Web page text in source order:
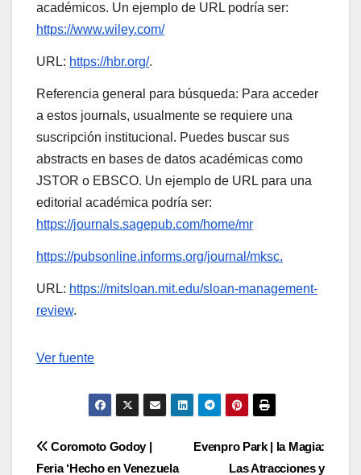
académicos. Un ejemplo de URL podría ser:
https://www.wiley.com/
URL: https://hbr.org/.
Referencia general para búsqueda: Para acceder
a estos journals, usualmente se requiere una
suscripción institucional. Puedes buscar sus
abstracts en bases de datos académicas como
JSTOR o EBSCO. Un ejemplo de URL para una
editorial académica podría ser:
https://journals.sagepub.com/home/mr
https://pubsonline.informs.org/journal/mksc.
URL: https://mitsloan.mit.edu/sloan-management-
review.
Navegación
entradas
Ver fuente
Navegación
Evenpro Park | la Magia:
Las Atracciones y
Coromoto Godoy |
Feria ‘Hecho en Venezuela